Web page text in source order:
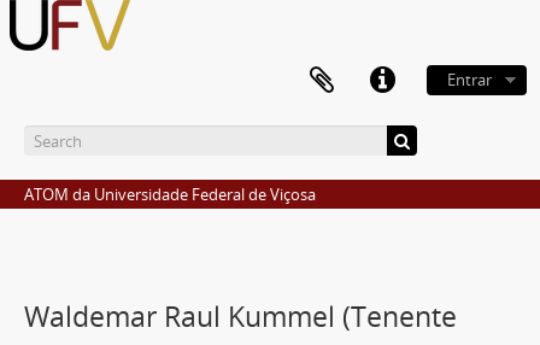
Entrar
ATOM da Universidade Federal de Viçosa
Waldemar Raul Kummel (Tenente